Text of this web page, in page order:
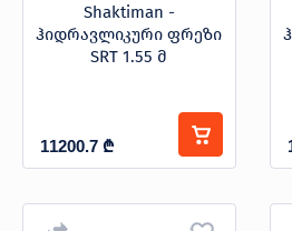
Shaktiman -
ჰიდრავლიკური ფრეზი
SRT 1.55 მ
11200.7 ₾